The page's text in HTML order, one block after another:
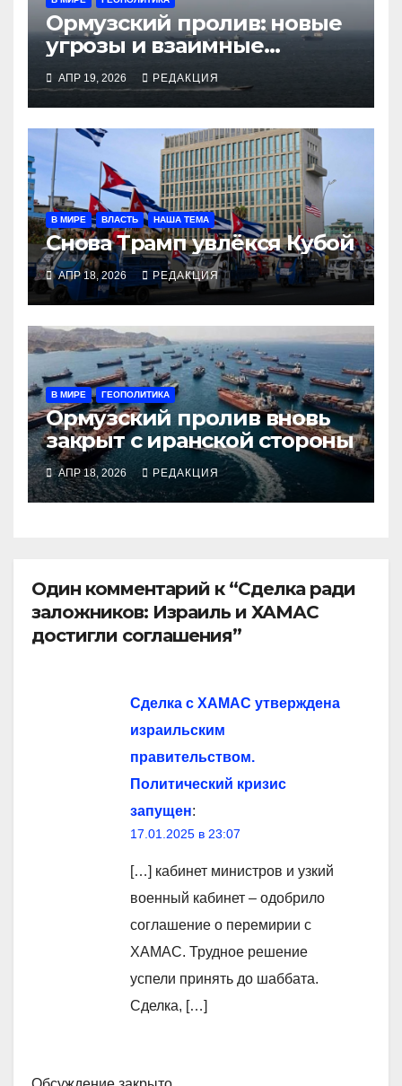
Ормузский пролив: новые
угрозы и взаимные
обвинения
АПР 19, 2026 РЕДАКЦИЯ
В МИРЕ ВЛАСТЬ НАША ТЕМА
Снова Трамп увлёкся Кубой
АПР 18, 2026 РЕДАКЦИЯ
В МИРЕ ГЕОПОЛИТИКА
Ормузский пролив вновь
закрыт с иранской стороны
АПР 18, 2026 РЕДАКЦИЯ
Один комментарий к “Сделка ради
заложников: Израиль и ХАМАС
достигли соглашения”
Сделка с ХАМАС утверждена
израильским
правительством.
Политический кризис
запущен:
17.01.2025 в 23:07
[…] кабинет министров и узкий
военный кабинет – одобрило
соглашение о перемирии с
ХАМАС. Трудное решение
успели принять до шаббата.
Сделка, […]